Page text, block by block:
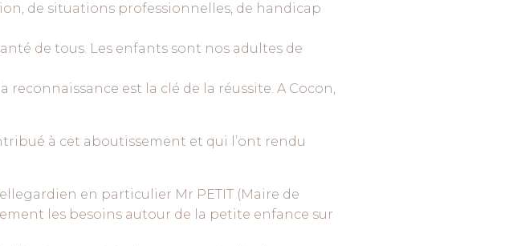
de situations professionnelles, de handicap
de tous. Les enfants sont nos adultes de
est la clé de la réussite. A Cocon,
à cet aboutissement et qui l’ont rendu
en particulier Mr PETIT (Maire de
les besoins autour de la petite enfance sur